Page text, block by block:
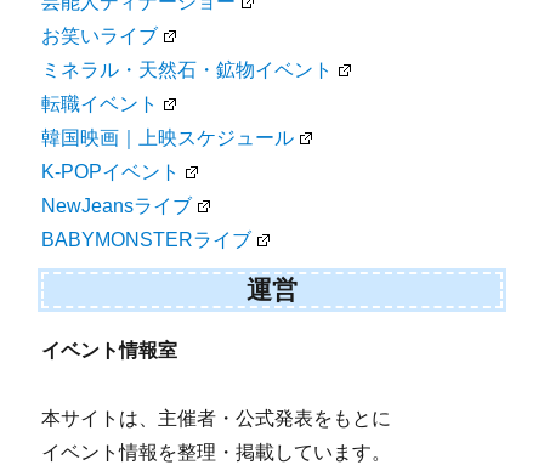
お笑いライブ
ミネラル・天然石・鉱物イベント
転職イベント
韓国映画｜上映スケジュール
K-POPイベント
NewJeansライブ
BABYMONSTERライブ
運営
イベント情報室
本サイトは、主催者・公式発表をもとに
イベント情報を整理・掲載しています。